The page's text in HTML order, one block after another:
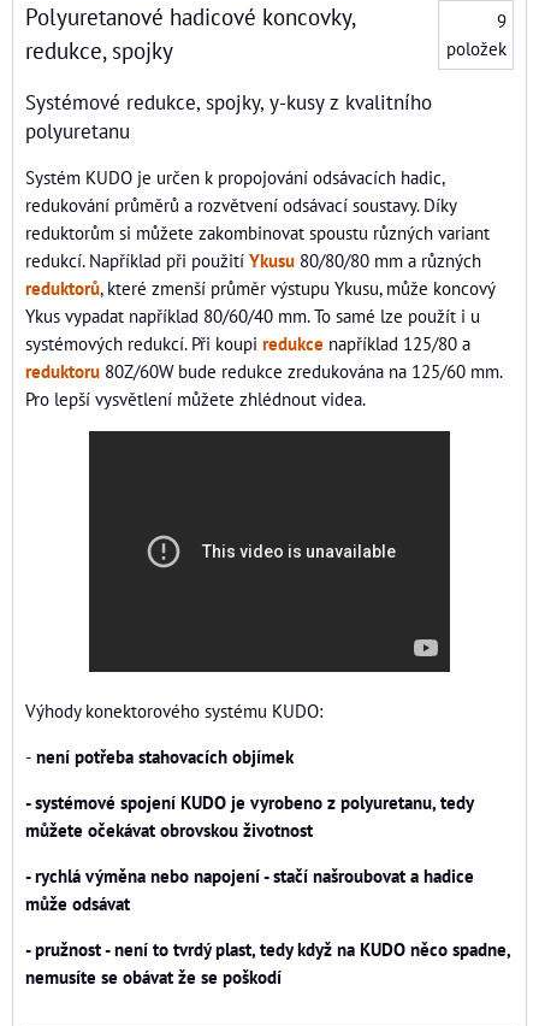
Polyuretanové hadicové koncovky,
redukce, spojky
9
položek
Systémové redukce, spojky, y-kusy z kvalitního
polyuretanu
Systém KUDO je určen k propojování odsávacích hadic,
redukování průměrů a rozvětvení odsávací soustavy. Díky
reduktorům si můžete zakombinovat spoustu různých variant
redukcí. Například při použití Ykusu 80/80/80 mm a různých
reduktorů, které zmenší průměr výstupu Ykusu, může koncový
Ykus vypadat například 80/60/40 mm. To samé lze použít i u
systémových redukcí. Při koupi redukce například 125/80 a
reduktoru 80Z/60W bude redukce zredukována na 125/60 mm.
Pro lepší vysvětlení můžete zhlédnout videa.
Výhody konektorového systému KUDO:
- není potřeba stahovacích objímek
- systémové spojení KUDO je vyrobeno z polyuretanu, tedy
můžete očekávat obrovskou životnost
- rychlá výměna nebo napojení - stačí našroubovat a hadice
může odsávat
- pružnost - není to tvrdý plast, tedy když na KUDO něco spadne,
nemusíte se obávat že se poškodí